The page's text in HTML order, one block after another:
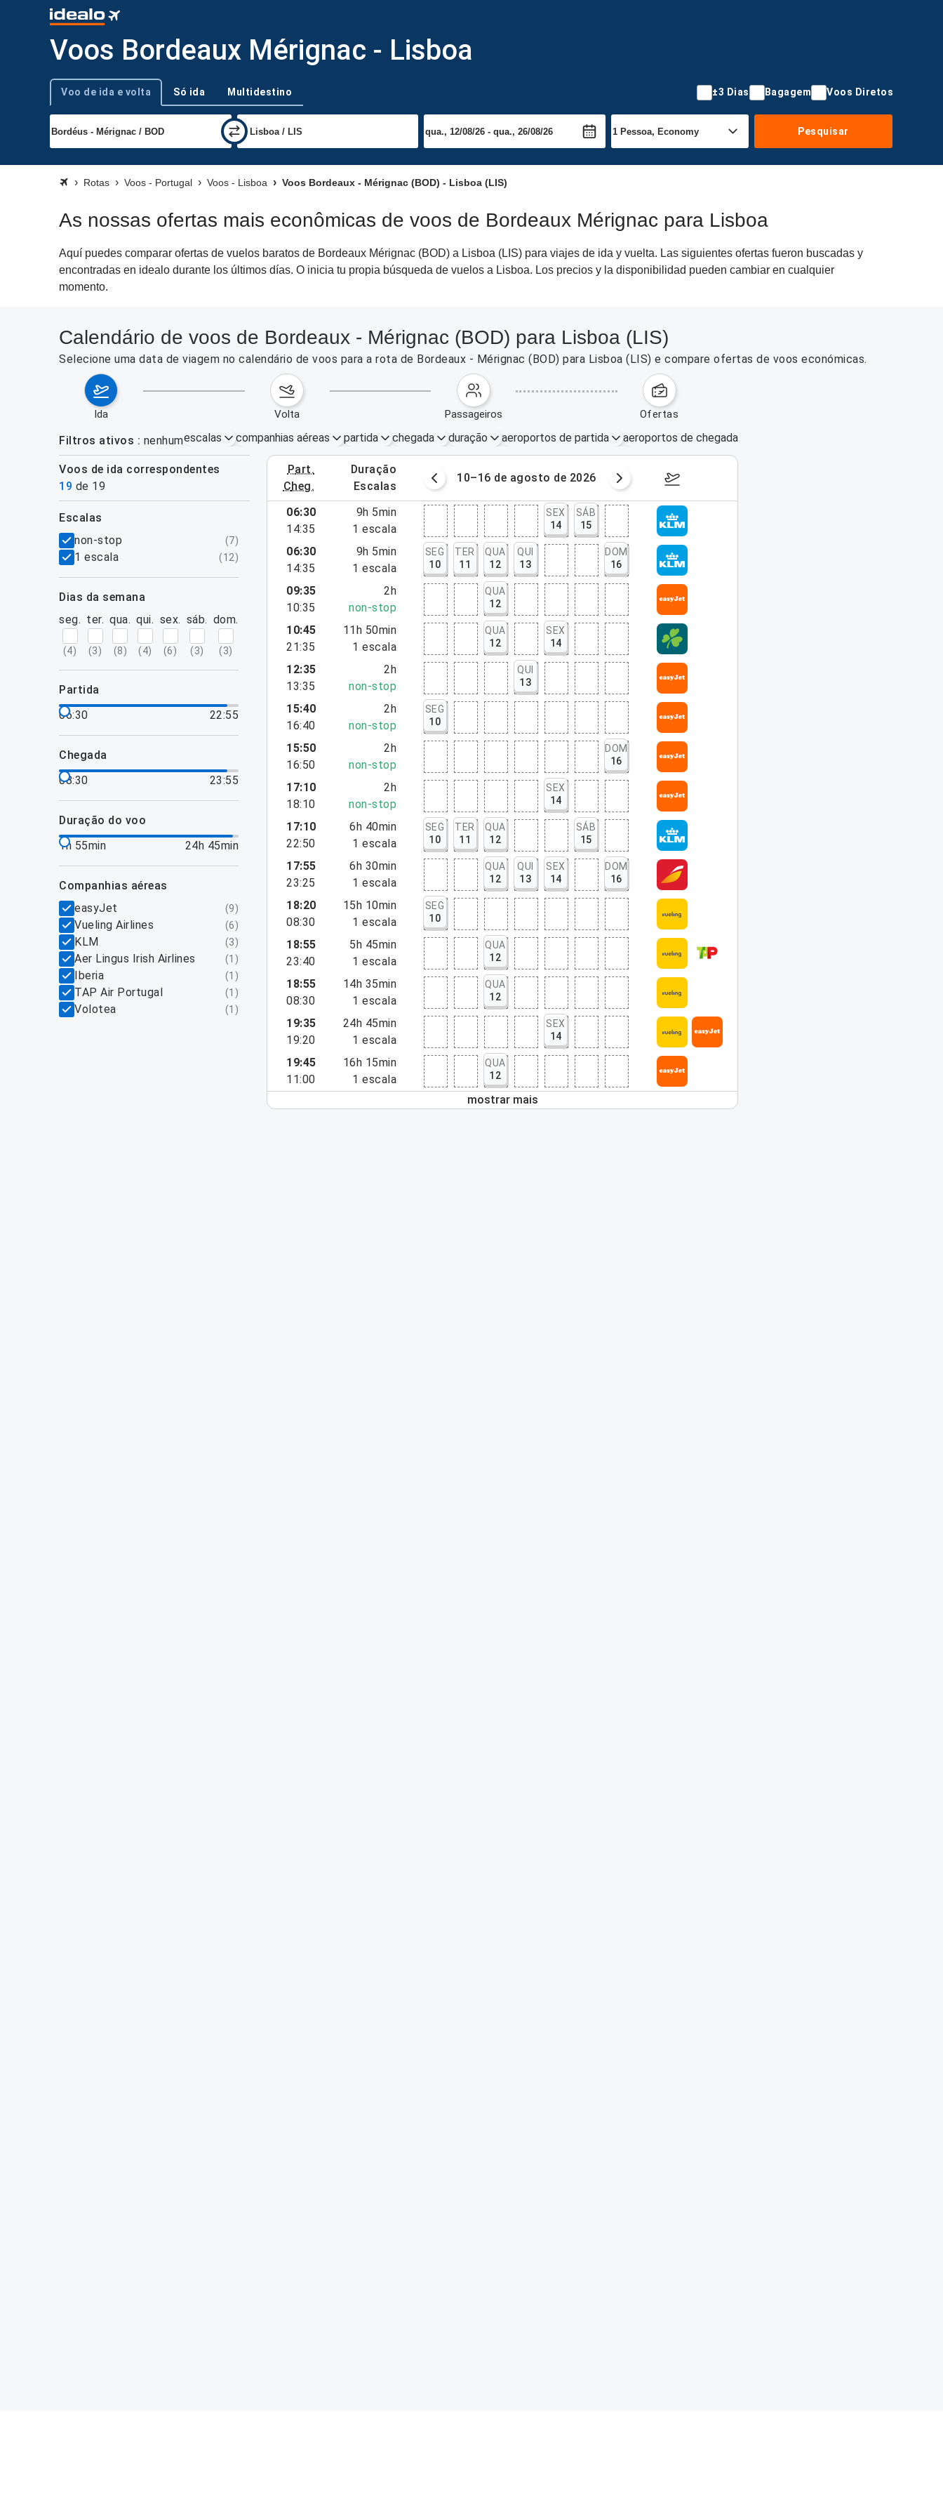
Voos Bordeaux Mérignac - Lisboa
Tipo de viagem
Voo de ida e volta Só ida Multidestino ±3 Dias Bagagem Voos Diretos
Pesquisar
Rotas Voos - Portugal Voos - Lisboa Voos Bordeaux - Mérignac (BOD) - Lisboa (LIS)
As nossas ofertas mais econômicas de voos de Bordeaux Mérignac para Lisboa
Aquí puedes comparar ofertas de vuelos baratos de Bordeaux Mérignac (BOD) a Lisboa (LIS) para viajes de ida y vuelta. Las siguientes ofertas fueron buscadas y
encontradas en idealo durante los últimos días. O inicia tu propia búsqueda de vuelos a Lisboa. Los precios y la disponibilidad pueden cambiar en cualquier
momento.
Calendário de voos de Bordeaux - Mérignac (BOD) para Lisboa (LIS)
Selecione uma data de viagem no calendário de voos para a rota de Bordeaux - Mérignac (BOD) para Lisboa (LIS) e compare ofertas de voos económicas.
ida volta passageiros ofertas
Filtros ativos nenhumescalas companhias aéreas partida chegada duração aeroportos de partida aeroportos de chegada
Voos de ida correspondentes
19 de 19
part.
cheg.
duração
escalas
3–9 de agosto de 2026 10–16 de agosto de 2026 17–23 de agosto de 2026
filtros
escalas
non-stop
(7)
1 escala (12)
dias da semana
seg.
(4)
ter.
(3)
qua.
(8)
qui.
(4)
sex.
(6)
sáb.
(3)
dom.
(3)
partida
06:30
22:55
chegada
08:30
23:55
duração do voo
1h 55min
24h 45min
companhias aéreas
easyJet
(9)
Vueling Airlines (6)
KLM (3)
Aer Lingus Irish Airlines (1 )
Iberia (1 )
TAP Air Portugal (1 )
Volotea (1 )
06:30
14:35
9h 5min
1 escala
SEX
14
SÁB
15
06:30
14:35
9h 5min
1 escala
SEG
10
TER
11
QUA
12
QUI
13
DOM
16
09:35
10:35
2h
non-stop
QUA
12
10:45
21:35
11h 50min
1 escala
QUA
12
SEX
14
12:35
13:35
2h
non-stop
QUI
13
15:40
16:40
2h
non-stop
SEG
10
15:50
16:50
2h
non-stop
DOM
16
17:10
18:10
2h
non-stop
SEX
14
17:10
22:50
6h 40min
1 escala
SEG
10
TER
11
QUA
12
SÁB
15
17:55
23:25
6h 30min
1 escala
QUA
12
QUI
13
SEX
14
DOM
16
18:20
08:30
15h 10min
1 escala
SEG
10
18:55
23:40
5h 45min
1 escala
QUA
12
18:55
08:30
14h 35min
1 escala
QUA
12
19:35
19:20
24h 45min
1 escala
SEX
14
19:45
11:00
16h 15min
1 escala
QUA
12
mostrar mais